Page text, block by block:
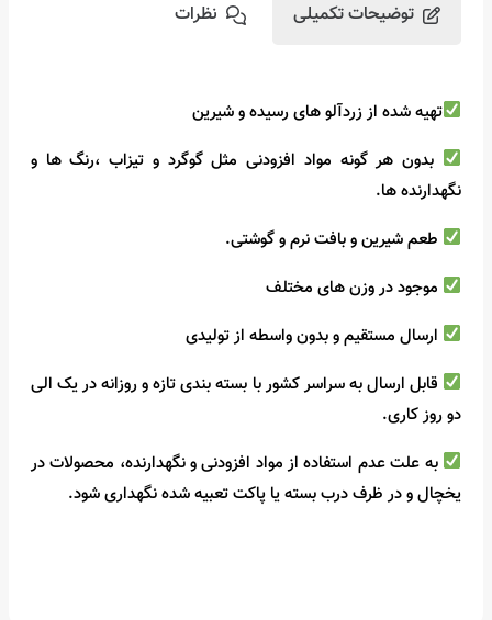
توضیحات تکمیلی نظرات
تهیه شده از زردآلو های رسیده و شیرین
بدون هر گونه مواد افزودنی مثل گوگرد و تیزاب ،رنگ ها و
نگهدارنده ها.
طعم شیرین و بافت نرم و گوشتی.
موجود در وزن های مختلف
ارسال مستقیم و بدون واسطه از تولیدی
قابل ارسال به سراسر کشور با بسته بندی تازه و روزانه در یک الی
دو‌ روز کاری.
به علت عدم استفاده از مواد افزودنی و نگهدارنده، محصولات در
یخچال و در ظرف درب بسته یا پاکت تعبیه شده نگهداری شود.